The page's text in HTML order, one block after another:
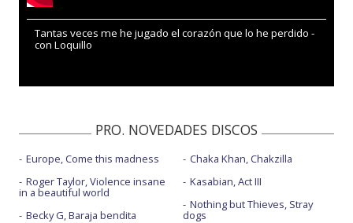
Tantas veces me he jugado el corazón que lo he perdido -
con Loquillo
PRO. NOVEDADES DISCOS
Europe, Come this madness
Roger Taylor, Violence insane
in a beautiful world
Becky G, Baraja bendita
Chaka Khan, Chakzilla
Kasabian, Act III
Nothing but Thieves, Stray
dogs